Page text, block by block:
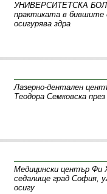
УНИВЕРСИТЕТСКА
практиката в бившите
осигурява здра
Лазерно-дентален
Теодора Семковска
Медицински център Фи
седалище град София,
осигу